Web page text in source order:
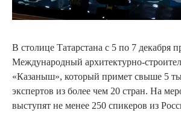
В столице Татарстана с 5 по 7 декабря
Международный архитектурно-
«Казаныш», который примет свыше 5
экспертов из более чем 20 стран. На
выступят не менее 250 спикеров из